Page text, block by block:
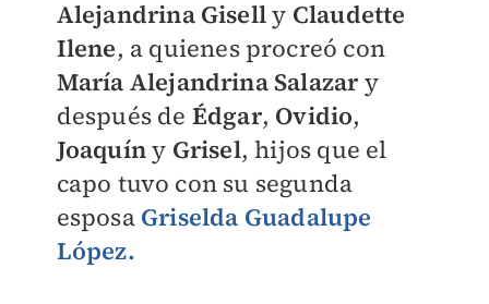
Alejandrina Giselly Claudette
Ilene, a quienes procreó con
María Alejandrina Salazary
después de Édgar, Ovidio,
Joaquíny Grisel, hijos que el
capo tuvo con su segunda
esposa Griselda Guadalupe
López.